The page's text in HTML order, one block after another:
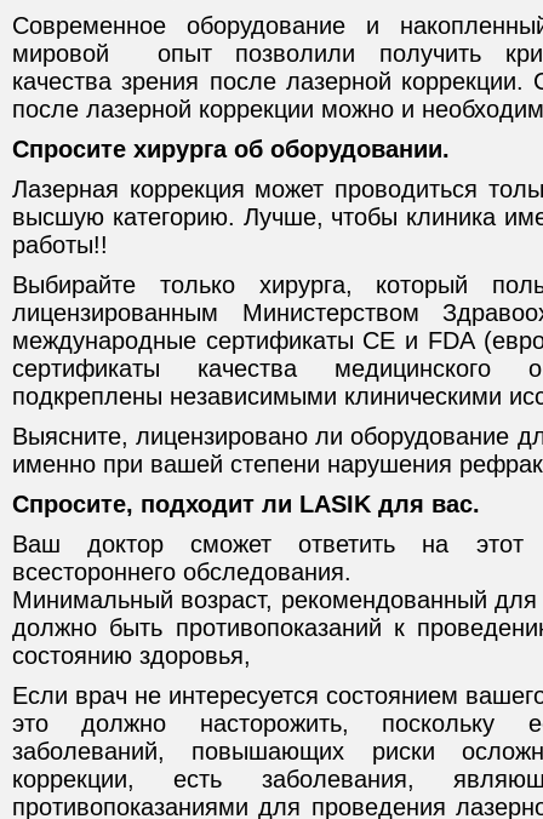
Современное оборудование и
мировой опыт позволили получить
качества зрения после лазерной коррекции.
после лазерной коррекции можно и
Спросите хирурга об оборудовании.
Лазерная коррекция может проводиться
высшую категорию. Лучше, чтобы клиника
работы!!
Выбирайте только хирурга, который
лицензированным Министерством
международные сертификаты CE и FDA
сертификаты качества медицинского
подкреплены независимыми клиническими
Выясните, лицензировано ли оборудование
именно при вашей степени нарушения
Спросите, подходит ли LASIK для вас.
Ваш доктор сможет ответить на этот
всестороннего обследования.
Минимальный возраст, рекомендованный
должно быть противопоказаний к
состоянию здоровья,
Если врач не интересуется состоянием
это должно насторожить, поскольку
заболеваний, повышающих риски
коррекции, есть заболевания,
противопоказаниями для проведения